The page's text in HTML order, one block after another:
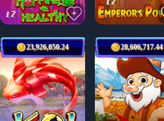
23,926,050.24 28,606,717.44